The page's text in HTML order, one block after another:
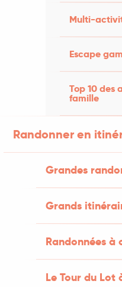
Multi-
Escape
Top 10 des
famille
Randonner en
Grandes
Grands
Randonnées
Le Tour du Lot
Figeac
train !
45